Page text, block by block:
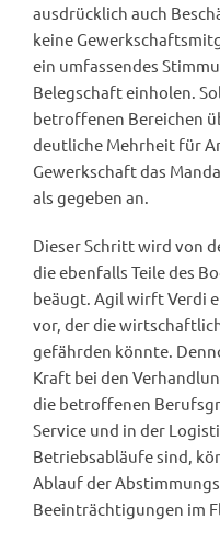
ausdrücklich auch
keine
ein umfassendes
Belegschaft einholen.
betroffenen Bereichen
deutliche Mehrheit für
Gewerkschaft das
als gegeben an.
Dieser Schritt wird von
die ebenfalls Teile des
beäugt. Agil wirft Verdi
vor, der die
gefährden könnte.
Kraft bei den
die betroffenen
Service und in der
Betriebsabläufe sind,
Ablauf der
Beeinträchtigungen im